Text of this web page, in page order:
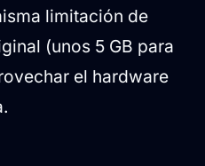
limitación de
(unos 5 GB para
el hardware